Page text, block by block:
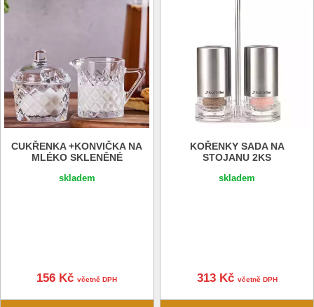
CUKŘENKA +KONVIČKA NA
MLÉKO SKLENĚNÉ
skladem
156 Kčvčetně DPH
KOŘENKY SADA NA
STOJANU 2KS
skladem
313 Kč včetně DPH